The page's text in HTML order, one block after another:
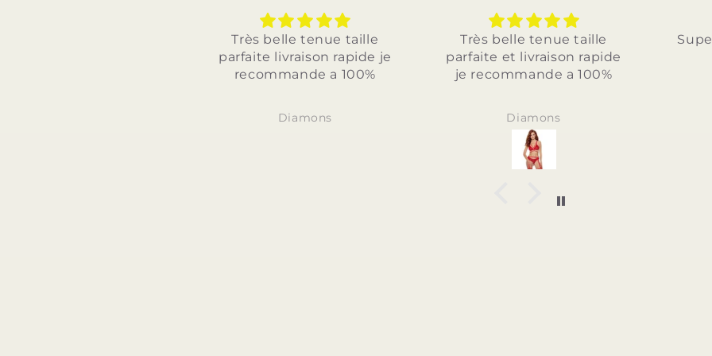
Très belle tenue taille
parfaite et livraison rapide
je recommande a 100%
Superbe je recommande
Anonyme